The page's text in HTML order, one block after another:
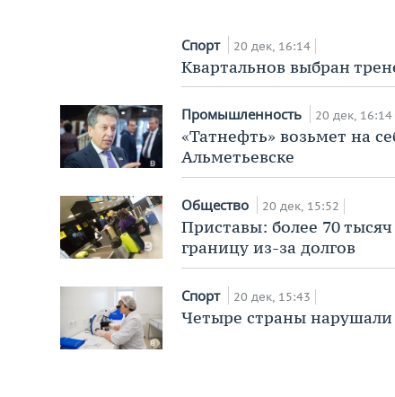
Спорт 20 дек, 16:14
Квартальнов выбран
Промышленность 20 дек, 16:14
«Татнефть» возьмет на
Альметьевске
Общество 20 дек, 15:52
Приставы: более 70
границу из-за долгов
Спорт 20 дек, 15:43
Четыре страны